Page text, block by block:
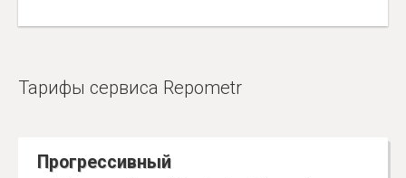
Тарифы сервиса Repometr
Прогрессивный